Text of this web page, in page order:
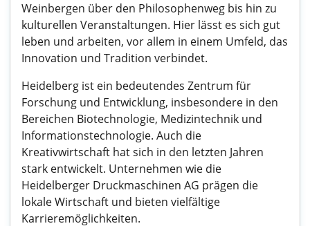
Weinbergen über den Philosophenweg bis hin zu
kulturellen Veranstaltungen. Hier lässt es sich gut
leben und arbeiten, vor allem in einem Umfeld, das
Innovation und Tradition verbindet.
Heidelberg ist ein bedeutendes Zentrum für
Forschung und Entwicklung, insbesondere in den
Bereichen Biotechnologie, Medizintechnik und
Informationstechnologie. Auch die
Kreativwirtschaft hat sich in den letzten Jahren
stark entwickelt. Unternehmen wie die
Heidelberger Druckmaschinen AG prägen die
lokale Wirtschaft und bieten vielfältige
Karrieremöglichkeiten.